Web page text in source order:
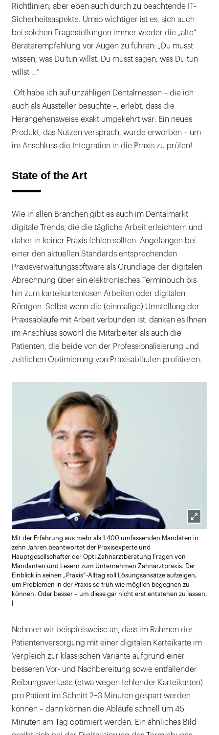
Richtlinien, aber eben auch durch zu beachtende IT-
Sicherheitsaspekte. Umso wichtiger ist es, sich auch
bei solchen Fragestellungen immer wieder die „alte“
Beraterempfehlung vor Augen zu führen: „Du musst
wissen, was Du tun willst. Du musst sagen, was Du tun
willst ...“
Oft habe ich auf unzähligen Dentalmessen – die ich
auch als Aussteller besuchte –, erlebt, dass die
Herangehensweise exakt umgekehrt war: Ein neues
Produkt, das Nutzen versprach, wurde erworben – um
im Anschluss die Integration in die Praxis zu prüfen!
State of the Art
Wie in allen Branchen gibt es auch im Dentalmarkt
digitale Trends, die die tägliche Arbeit erleichtern und
daher in keiner Praxis fehlen sollten. Angefangen bei
einer den aktuellen Standards entsprechenden
Praxisverwaltungssoftware als Grundlage der digitalen
Abrechnung über ein elektronisches Terminbuch bis
hin zum karteikartenlosen Arbeiten oder digitalen
Röntgen. Selbst wenn die (einmalige) Umstellung der
Praxisabläufe mit Arbeit verbunden ist, danken es Ihnen
im Anschluss sowohl die Mitarbeiter als auch die
Patienten, die beide von der Professionalisierung und
zeitlichen Optimierung von Praxisabläufen profitieren.
öffnen
Mit der Erfahrung aus mehr als 1.400 umfassenden Mandaten in
zehn Jahren beantwortet der Praxisexperte und
Hauptgesellschafter der Opti Zahnarztberatung Fragen von
Mandanten und Lesern zum Unternehmen Zahnarztpraxis. Der
Einblick in seinen „Praxis“-Alltag soll Lösungsansätze aufzeigen,
um Problemen in der Praxis so früh wie möglich begegnen zu
können. Oder besser – um diese gar nicht erst entstehen zu lassen.
Nehmen wir beispielsweise an, dass im Rahmen der
Patientenversorgung mit einer digitalen Karteikarte im
Vergleich zur klassischen Variante aufgrund einer
besseren Vor- und Nachbereitung sowie entfallender
Reibungsverluste (etwa wegen fehlender Karteikarten)
pro Patient im Schnitt 2–3 Minuten gespart werden
können – dann können die Abläufe schnell um 45
Minuten am Tag optimiert werden. Ein ähnliches Bild